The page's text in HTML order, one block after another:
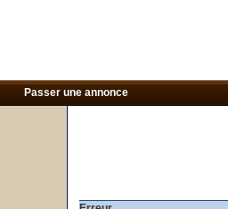
Passer une annonce